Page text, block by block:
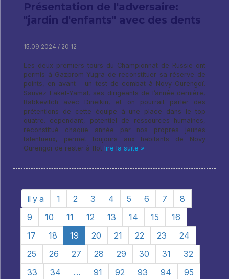
Présentation de l'adversaire:
"jardin d'enfants" avec des dents
15.09.2024 / 20:12
Les deux premiers tours du Championnat de Russie ont
permis à Gazprom-Yugra de reconstituer sa réserve de
points, en avant - un test de combat à Novy Ourengoï.
Sauvez Fakel-Yamal, ses dirigeants de l’année dernière,
Babkevitch avec Dineikin, et on pourrait parler des
prétentions de cette équipe à une place dans le top
quatre. cependant, potentiel de ressources humaines,
reconstitué chaque année par nos propres jeunes
talentueux, permet toujours aux habitants de Novy
Ourengoï de rester à flot lire la suite »
il y a 1 2 3 4 5 6 7
8
9
10 11 12 13 14 15
16
17
18 19 20 21 22 23
24
25
26 27 28 29 30 31
32
33
34 … 91 92 93 94
95